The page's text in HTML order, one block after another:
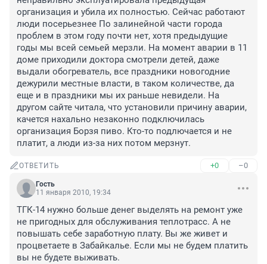
организация и убила их полностью. Сейчас работают
люди посерьезнее По залинейной части города
проблем в этом году почти нет, хотя предыдущие
годы мы всей семьей мерзли. На момент аварии в 11
доме приходили доктора смотрели детей, даже
выдали обогреватель, все праздники новогодние
дежурили местные власти, в таком количестве, да
еще и в праздники мы их раньше невидели. На
другом сайте читала, что установили причину аварии,
качется нахально незаконно подключилась
организация Борзя пиво. Кто-то подлючается и не
платит, а люди из-за них потом мерзнут.
ОТВЕТИТЬ +0 –0
Гость
11 января 2010, 19:34
ТГК-14 нужно больше денег выделять на ремонт уже
не пригодных для обслуживания теплотрасс. А не
повышать себе заработную плату. Вы же живет и
процветаете в Забайкалье. Если мы не будем платить
вы не будете выживать.